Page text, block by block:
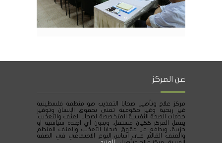
عن المركز
مركز علاج وتأهيل ضحايا التعذيب هو منظمة فلسطينية
غير ربحية وغير حكومية تعنى بحقوق الإنسان وتوفير
خدمات الصحة النفسية المتخصصة لضحايا العنف والتعذيب.
يعمل المركز ككيان مستقل، وبدون أي اجندة سياسية او
حزبية، ويدافع عن حقوق ضحايا التعذيب والعنف المنظم
والعنف القائم على أساس النوع الاجتماعي في الضفة